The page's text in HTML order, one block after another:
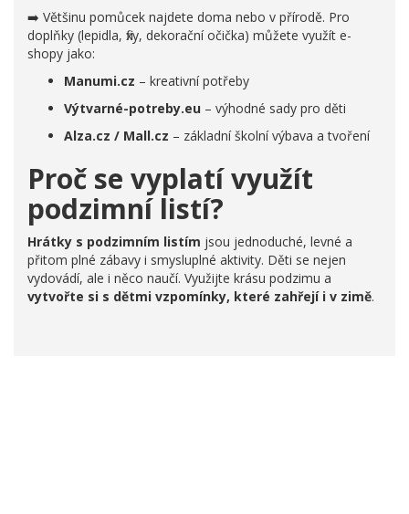
➡️ Většinu pomůcek najdete doma nebo v přírodě. Pro
doplňky (lepidla, fixy, dekorační očička) můžete využít e-
shopy jako:
Manumi.cz – kreativní potřeby
Výtvarné-potreby.eu – výhodné sady pro děti
Alza.cz / Mall.cz – základní školní výbava a tvoření
Proč se vyplatí využít
podzimní listí?
Hrátky s podzimním listím jsou jednoduché, levné a
přitom plné zábavy i smysluplné aktivity. Děti se nejen
vydovádí, ale i něco naučí. Využijte krásu podzimu a
vytvořte si s dětmi vzpomínky, které zahřejí i v zimě.